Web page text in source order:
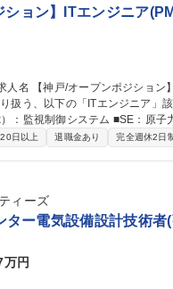
ション】ITエンジニア
扱う、以下の「ITエンジニア」
発電所向け電気・計装制御（計算機システム、サ
）■SE業務：エネルギー運用事
日以上 退職金あり 完全週休2日
ィーズ
ター電気設備設計技術
円